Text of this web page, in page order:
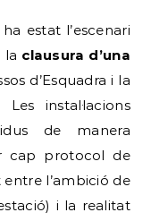
estat l’escenari
la clausura d’una
d’Esquadra i la
instal·lacions
de manera
cap protocol de
l’ambició de
i la realitat